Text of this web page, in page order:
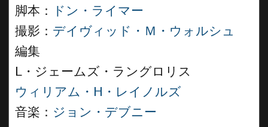
脚本：
ドン・ライマー
撮影： デイヴィッド・Ｍ・ウォルシュ
編集
L・ジェームズ・ラングロリス
ウィリアム・H・レイノルズ
音楽： ジョン・デブニー